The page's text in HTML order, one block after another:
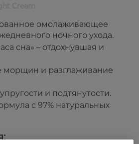
омолаживающее
ночного ухода.
сна» – отдохнувшая и
и разглаживание
и подтянутости.
с 97% натуральных